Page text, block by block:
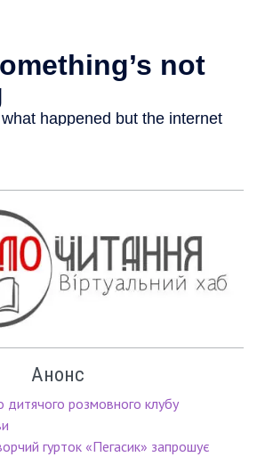
Анонс
розмовного клубу
гурток «Пегасик» запрошує